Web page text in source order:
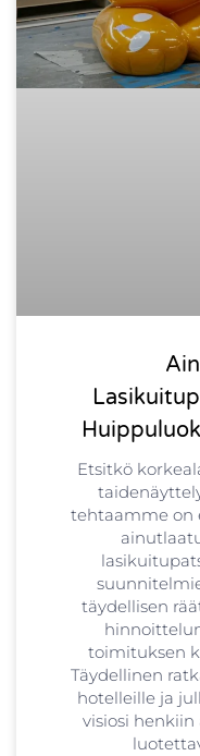
Etsitkö
tehtaamme on
täydellisen
toimituksen
Täydellinen
hotelleille ja
visiosi